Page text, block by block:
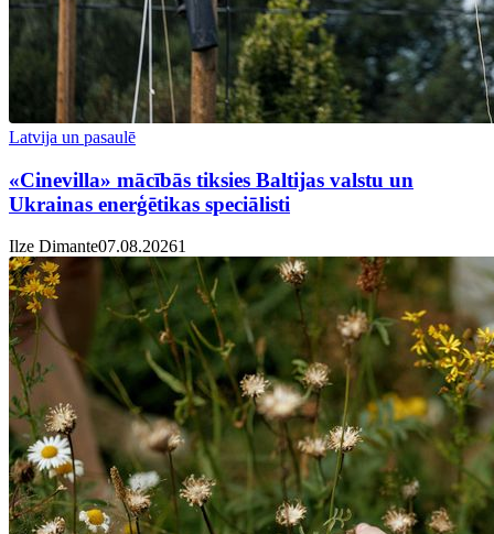
Latvija un pasaulē
«Cinevilla» mācībās tiksies Baltijas valstu un
Ukrainas enerģētikas speciālisti
Ilze Dimante07.08.20261